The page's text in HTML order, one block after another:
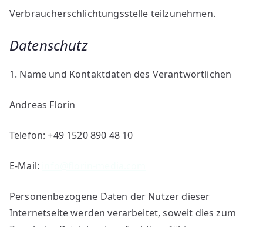
Verbraucherschlichtungsstelle teilzunehmen.
Datenschutz
1. Name und Kontaktdaten des Verantwortlichen
Andreas Florin
Telefon: +49 1520 890 48 10
E-Mail:
Personenbezogene Daten der Nutzer dieser
Internetseite werden verarbeitet, soweit dies zum